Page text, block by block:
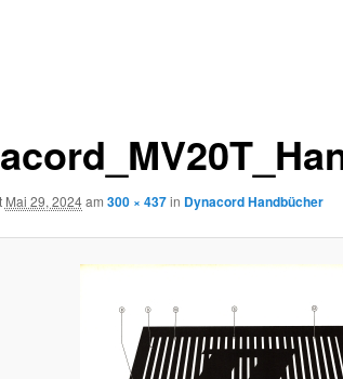
Mai 29, 2024am 300 × 437in Dynacord Handbücher